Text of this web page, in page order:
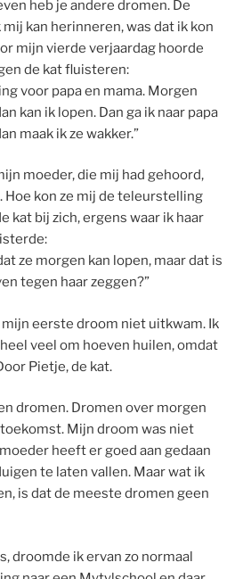
heb je andere dromen. De
kan herinneren, was dat ik kon
mijn vierde verjaardag hoorde
de kat fluisteren:
voor papa en mama. Morgen
kan ik lopen. Dan ga ik naar papa
maak ik ze wakker.”
moeder, die mij had gehoord,
Hoe kon ze mij de teleurstelling
kat bij zich, ergens waar ik haar
ze morgen kan lopen, maar dat is
tegen haar zeggen?”
mijn eerste droom niet uitkwam. Ik
veel om hoeven huilen, omdat
Pietje, de kat.
dromen. Dromen over morgen
Mijn droom was niet
heeft er goed aan gedaan
te laten vallen. Maar wat ik
is dat de meeste dromen geen
droomde ik ervan zo normaal